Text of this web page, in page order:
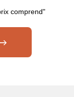
britannique
comprend"